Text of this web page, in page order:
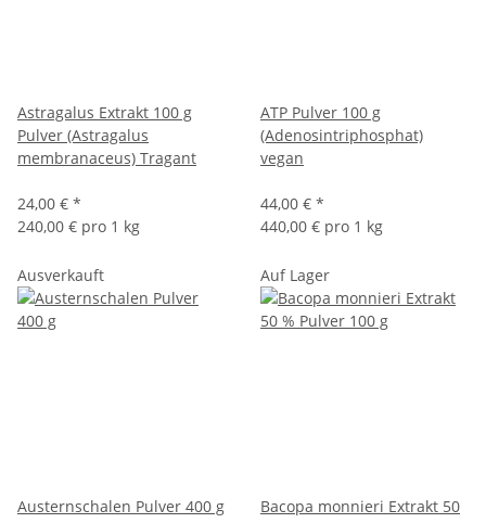
Astragalus Extrakt 100 g
Pulver (Astragalus
membranaceus) Tragant
24,00 € *
240,00 € pro 1 kg
ATP Pulver 100 g
(Adenosintriphosphat)
vegan
44,00 € *
440,00 € pro 1 kg
Ausverkauft
Austernschalen Pulver 400 g
Auf Lager
Bacopa monnieri Extrakt 50